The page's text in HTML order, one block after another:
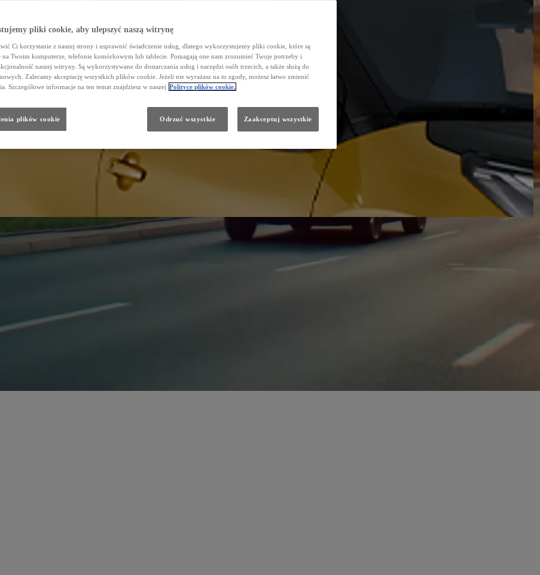
pliki cookie, aby ulepszyć naszą witrynę
Ci korzystanie z naszej strony i usprawnić świadczenie usług, dlatego wykorzystujemy pliki cookie, które są
na Twoim komputerze, telefonie komórkowym lub tablecie. Pomagają one nam zrozumieć Twoje potrzeby i
naszej witryny. Są wykorzystywane do dostarczania usług i narzędzi osób trzecich, a także służą do
Zalecamy akceptację wszystkich plików cookie. Jeżeli nie wyrażasz na to zgody, możesz łatwo zmienić
Szczegółowe informacje na ten temat znajdziesz w naszej Polityce plików cookie.
plików cookie Odrzuć wszystkie Zaakceptuj wszystkie